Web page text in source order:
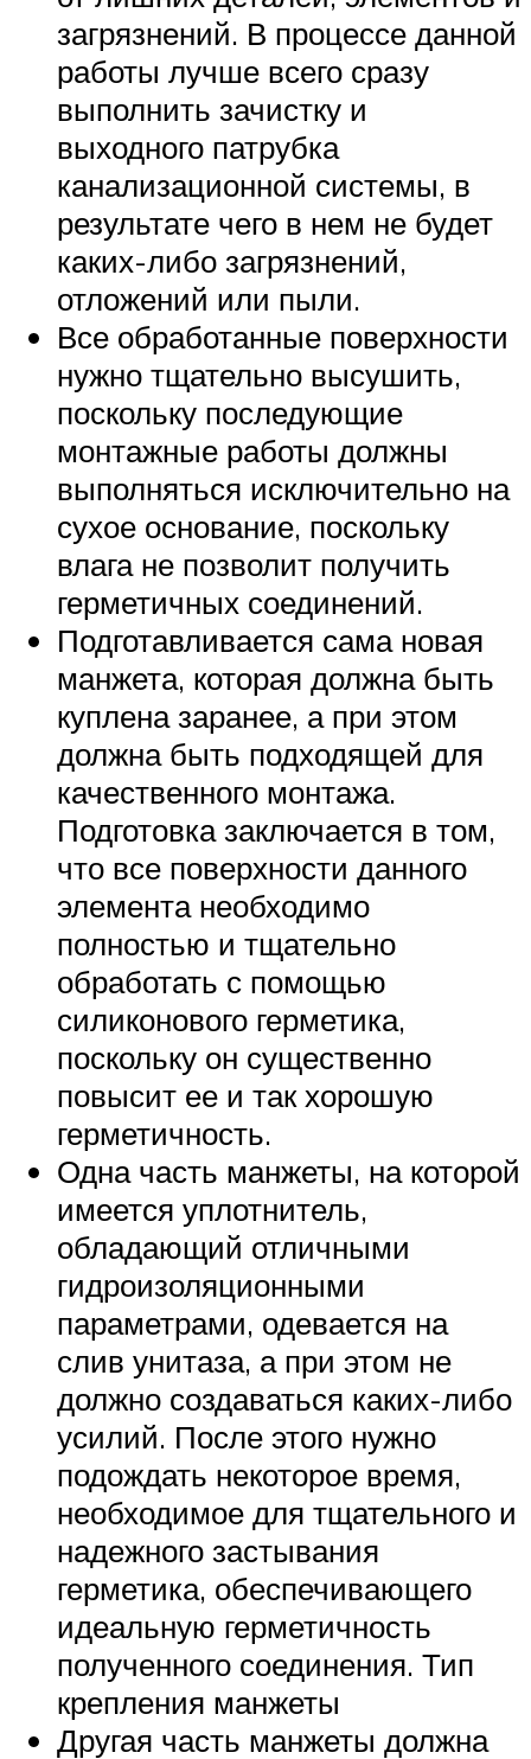
загрязнений. В процессе данной
работы лучше всего сразу
выполнить зачистку и
выходного патрубка
канализационной системы, в
результате чего в нем не будет
каких-либо загрязнений,
отложений или пыли.
Все обработанные поверхности
нужно тщательно высушить,
поскольку последующие
монтажные работы должны
выполняться исключительно на
сухое основание, поскольку
влага не позволит получить
герметичных соединений.
Подготавливается сама новая
манжета, которая должна быть
куплена заранее, а при этом
должна быть подходящей для
качественного монтажа.
Подготовка заключается в том,
что все поверхности данного
элемента необходимо
полностью и тщательно
обработать с помощью
силиконового герметика,
поскольку он существенно
повысит ее и так хорошую
герметичность.
Одна часть манжеты, на которой
имеется уплотнитель,
обладающий отличными
гидроизоляционными
параметрами, одевается на
слив унитаза, а при этом не
должно создаваться каких-либо
усилий. После этого нужно
подождать некоторое время,
необходимое для тщательного и
надежного застывания
герметика, обеспечивающего
идеальную герметичность
полученного соединения. Тип
крепления манжеты
Другая часть манжеты должна